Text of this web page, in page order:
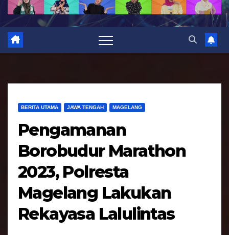
n
BERITA UTAMA JAWA TENGAH MAGELANG
Pengamanan
Borobudur Marathon
2023, Polresta
Magelang Lakukan
Rekayasa Lalulintas